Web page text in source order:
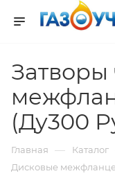
Затворы
(Ду300
Главная — Каталог
Дисковые